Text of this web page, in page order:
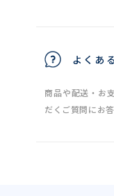
よくあ
商品や配送・お
だくご質問にお